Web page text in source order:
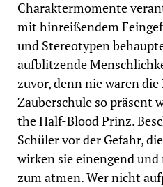
Charaktermomente
mit hinreißendem
und Stereotypen
aufblitzende
zuvor, denn nie waren
Zauberschule so präsent
the Half-Blood Prinz.
Schüler vor der Gefahr,
wirken sie einengend
zum atmen. Wer nicht